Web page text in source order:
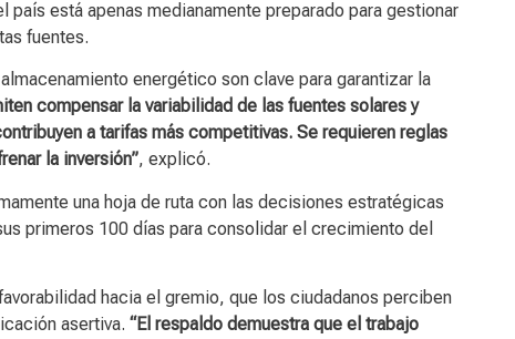
está apenas medianamente preparado para gestionar
fuentes.
energético son clave para garantizar la
compensar la variabilidad de las fuentes solares y
a tarifas más competitivas. Se requieren reglas
la inversión”, explicó.
una hoja de ruta con las decisiones estratégicas
primeros 100 días para consolidar el crecimiento del
hacia el gremio, que los ciudadanos perciben
asertiva. “El respaldo demuestra que el trabajo